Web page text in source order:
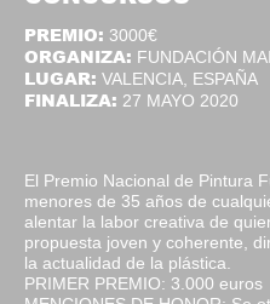
PREMIO: 3000€
ORGANIZA: FUNDACIÓN
LUGAR: VALENCIA, ESPAÑA
FINALIZA: 27 MAYO 2020
El Premio Nacional de Pintura
menores de 35 años de
alentar la labor creativa de
propuesta joven y coherente,
la actualidad de la plástica.
PRIMER PREMIO: 3.000 euros